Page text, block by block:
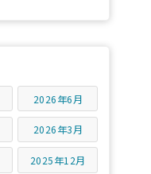
2026年6月
2026年3月
2025年12月